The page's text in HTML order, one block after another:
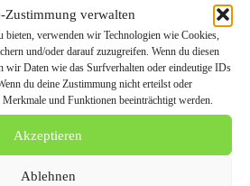
Zustimmung verwalten
bieten, verwenden wir Technologien wie Cookies,
und/oder darauf zuzugreifen. Wenn du diesen
wir Daten wie das Surfverhalten oder eindeutige IDs
du deine Zustimmung nicht erteilst oder
und Funktionen beeinträchtigt werden.
Akzeptieren
Ablehnen
Kfz-Ankauf-Export Arnsberg sein:
des Service von Kfz-Ankauf-
dass sie 24 Stunden täglich
alle Formalia, wie die